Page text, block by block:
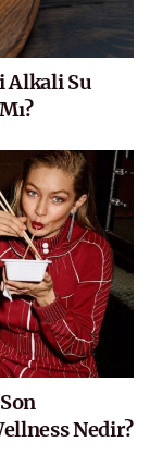
Alkali Su
Nedir?